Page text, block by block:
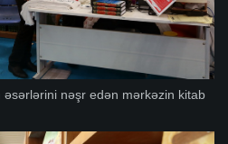
nəşr edən mərkəzin kitab